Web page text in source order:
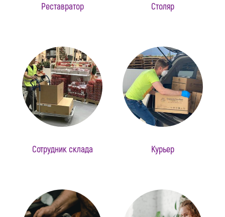
Реставратор Столяр
Сотрудник склада Курьер